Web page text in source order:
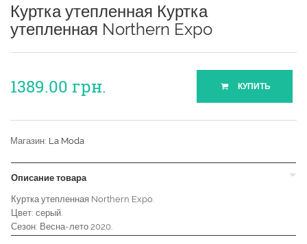
Куртка утепленная Куртка
утепленная Northern Expo
1389.00 грн. КУПИТЬ
Магазин: La Moda
Описание товара
Куртка утепленная Northern Expo.
Цвет: серый.
Сезон: Весна-лето 2020.